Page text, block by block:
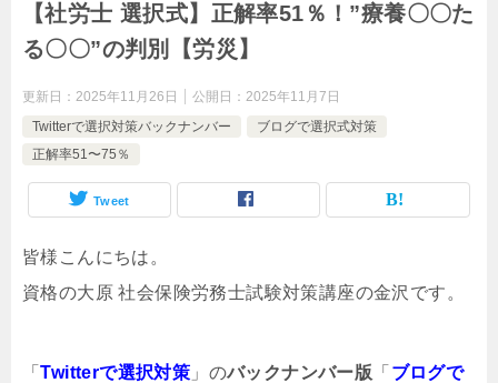
【社労士 選択式】正解率51％！”療養〇〇た
る〇〇”の判別【労災】
更新日： 2025年11月26日 公開日： 2025年11月7日
Twitterで選択対策バックナンバー
ブログで選択式対策
正解率51〜75％
Tweet
皆様こんにちは。
資格の大原 社会保険労務士試験対策講座の金沢です。
「Twitterで選択対策 」のバックナンバー版 「 ブログで